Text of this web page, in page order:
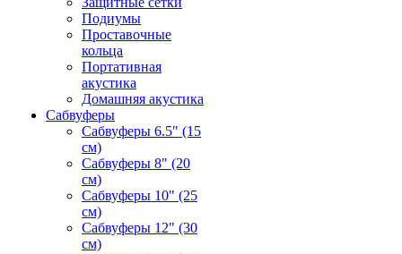
Подиумы
Проставочные
кольца
Портативная
акустика
Домашняя акустика
Сабвуферы
Сабвуферы 6.5" (15
см)
Сабвуферы 8" (20
см)
Сабвуферы 10" (25
см)
Сабвуферы 12" (30
см)